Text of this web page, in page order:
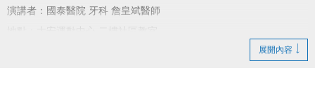
演講者：國泰醫院 牙科 詹皇斌醫師
展開內容